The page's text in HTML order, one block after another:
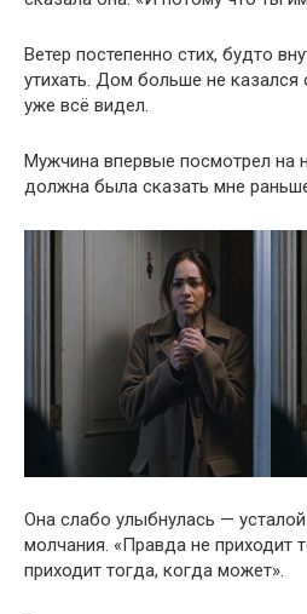
Ветер постепенно стих, будто
утихать. Дом больше не
уже всё видел.
Мужчина впервые посмотрел на
должна была сказать мне
Она слабо улыбнулась —
молчания. «Правда не приходит
приходит тогда, когда может».